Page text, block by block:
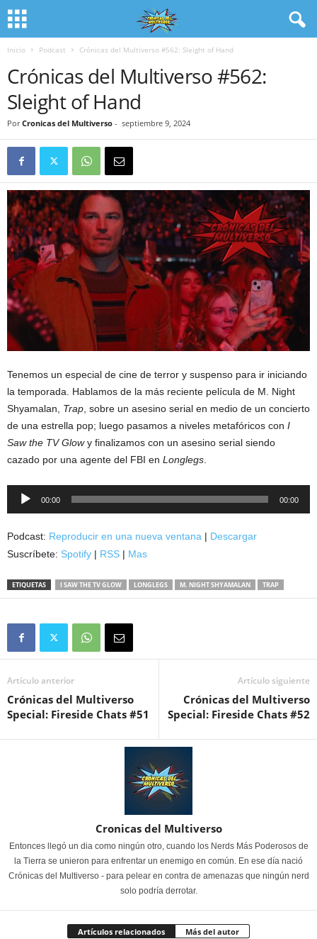
Inicio Podcast Crónicas del Multiverso #562: Sleight of Hand
Crónicas del Multiverso #562:
Sleight of Hand
Por Cronicas del Multiverso - septiembre 9, 2024
Tenemos un especial de cine de terror y suspenso para ir iniciando
la temporada. Hablamos de la más reciente película de M. Night
Shyamalan, Trap , sobre un asesino serial en medio de un concierto
de una estrella pop; luego pasamos a niveles metafóricos con I
Saw the TV Glowy finalizamos con un asesino serial siendo
cazado por una agente del FBI en Longlegs
Reproductor
00:00 00:00
Podcast: Reproducir en una nueva ventana | Descargar
Suscríbete: Spotify | RSS | Mas
ETIQUETAS I SAW THE TV GLOW LONGLEGS M. NIGHT SHYAMALAN TRAP
Artículo anterior
Crónicas del Multiverso
Special: Fireside Chats #51
Artículo siguiente
Crónicas del Multiverso
Special: Fireside Chats #52
Cronicas del Multiverso
Entonces llegó un dia como ningún otro, cuando los Nerds Más Poderosos de
la Tierra se unieron para enfrentar un enemigo en común. En ese día nació
Crónicas del Multiverso - para pelear en contra de amenazas que ningún nerd
solo podría derrotar.
Artículos relacionados Más del autor